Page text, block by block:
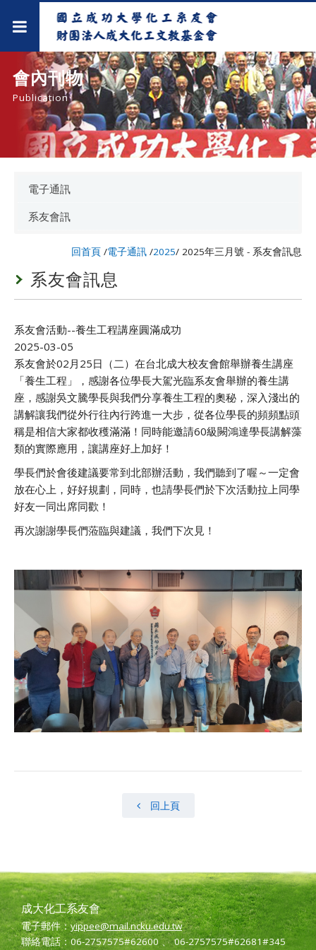
會內刊物
Publication
電子通訊
系友會訊
回首頁 /電子通訊 /2025/ 2025年三月號 - 系友會訊息
系友會訊息
系友會活動--養生工程講座圓滿成功
2025-03-05
系友會於02月25日（二）在台北成大校友會館舉辦養生講座
「養生工程」，感謝各位學長大駕光臨系友會舉辦的養生講
座，感謝吳文騰學長與我們分享養生工程的奧秘，深入淺出的
講解讓我們從外行往內行跨進一大步，從各位學長的頻頻點頭
稱是相信大家都收穫滿滿！同時能邀請60級闕鴻達學長講解藻
類的實際應用，讓講座好上加好！
學長們於會後建議要常到北部辦活動，我們聽到了喔～一定會
放在心上，好好規劃，同時，也請學長們於下次活動拉上同學
好友一同出席同歡！
再次謝謝學長們蒞臨與建議，我們下次見！
回上頁
成大化工系友會
電子郵件：yippee@mail.ncku.edu.tw
聯絡電話：06-2757575#62600 、 06-2757575#62681#345